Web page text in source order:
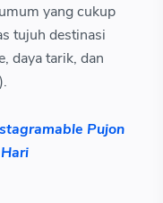
yang cukup
tujuh destinasi
daya tarik, dan
Pujon